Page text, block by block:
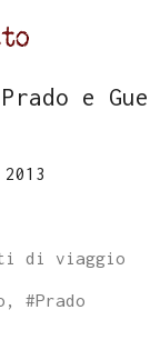
e
di viaggio
, #Prado